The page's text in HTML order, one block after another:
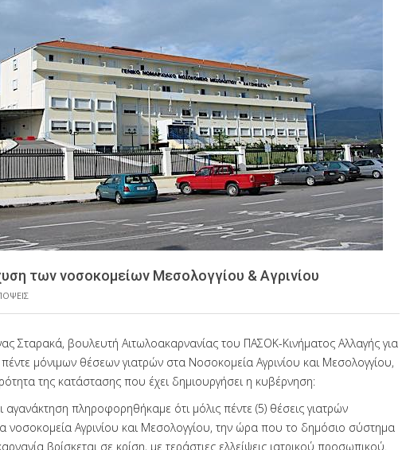
των νοσοκομείων Μεσολογγίου & Αγρινίου
Σταρακά, βουλευτή Αιτωλοακαρνανίας του ΠΑΣΟΚ-Κινήματος Αλλαγής για
μόνιμων θέσεων γιατρών στα Νοσοκομεία Αγρινίου και Μεσολογγίου,
της κατάστασης που έχει δημιουργήσει η κυβέρνηση:
πληροφορηθήκαμε ότι μόλις πέντε (5) θέσεις γιατρών
νοσοκομεία Αγρινίου και Μεσολογγίου, την ώρα που το δημόσιο σύστημα
βρίσκεται σε κρίση, με τεράστιες ελλείψεις ιατρικού προσωπικού.